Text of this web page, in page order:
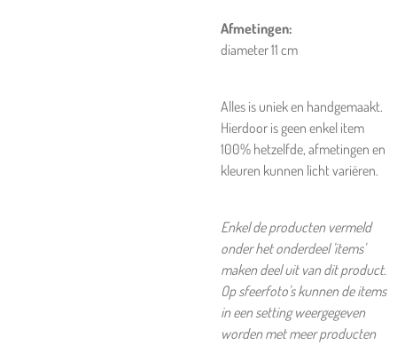
Afmetingen:
diameter 11 cm
Alles is uniek en handgemaakt.
Hierdoor is geen enkel item
100% hetzelfde, afmetingen en
kleuren kunnen licht variëren.
Enkel de producten vermeld
onder het onderdeel 'items'
maken deel uit van dit product.
Op sfeerfoto's kunnen de items
in een setting weergegeven
worden met meer producten